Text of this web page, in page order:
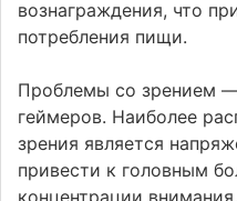
вознаграждения, что
потребления пищи.
Проблемы со зрением
геймеров. Наиболее
зрения является
привести к головным
концентрации